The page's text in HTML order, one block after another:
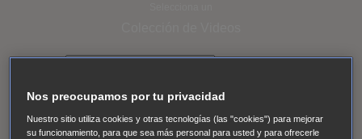
- ver todos - Padres
Despedida Salvaje
Despedida Salvaje
Thomas, el ojo del FBI Pan Am Dawson crece
Nos preocupamos por tu privacidad
Nuestro sitio utiliza cookies y otras tecnologías (las "cookies") para mejorar
su funcionamiento, para que sea más personal para usted y para ofrecerle